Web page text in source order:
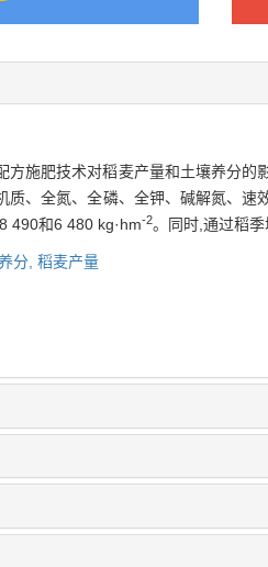
方施肥技术对稻麦产量和土壤养分
质、全氮、全磷、全钾、碱解氮、
490和6 480 kg·hm-2。同时,通过稻
分, 稻麦产量